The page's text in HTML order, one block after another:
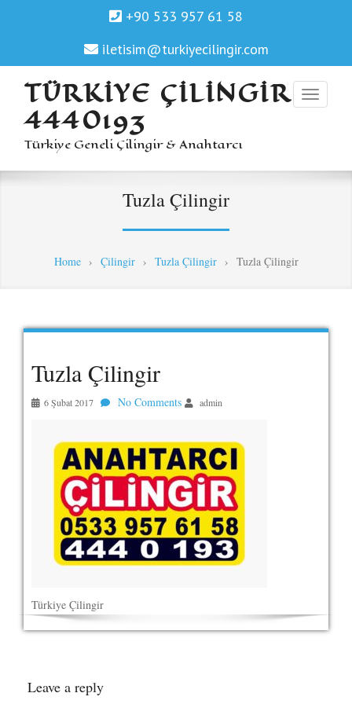
+90 533 957 61 58
iletisim@turkiyecilingir.com
TÜRKIYE ÇILINGIR
4440193
Türkiye Geneli Çilingir & Anahtarcı
Tuzla Çilingir
Home› Çilingir› Tuzla Çilingir› Tuzla Çilingir
Tuzla Çilingir
6 Şubat 2017 No Comments admin
Türkiye Çilingir
Leave a reply